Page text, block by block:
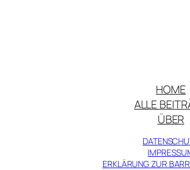
HOME
ALLE
ÜBER
ERKLÄRUNG ZUR